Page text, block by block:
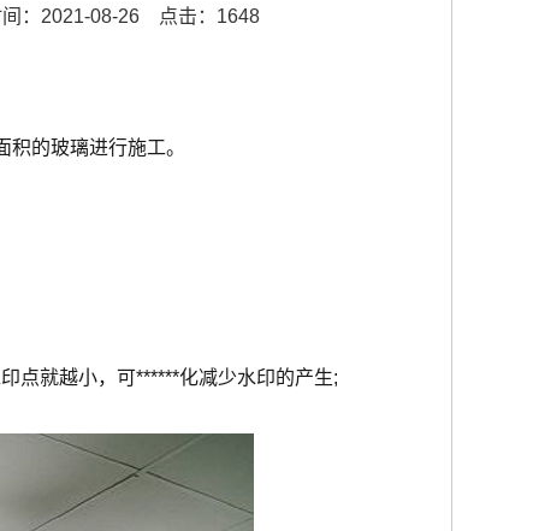
：2021-08-26 点击：1648
的玻璃进行施工。
点就越小，可******化减少水印的产生;